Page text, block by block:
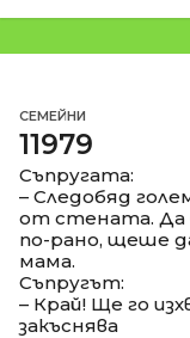
СЕМЕЙНИ
11979
Съпругата:
– Следобяд
от стената. Да
по-рано, щеше
мама.
Съпругът:
– Край! Ще го
закъснява